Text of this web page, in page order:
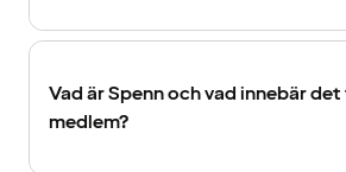
Vad är Spenn och vad innebär
medlem?